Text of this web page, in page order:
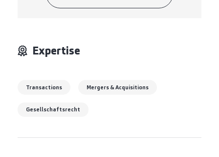
Expertise
Transactions Mergers & Acquisitions
Gesellschaftsrecht